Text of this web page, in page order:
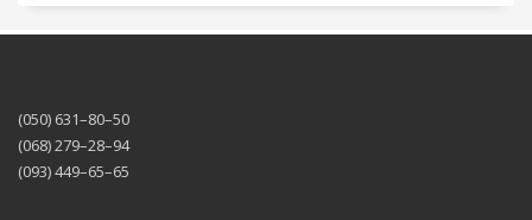
потерь при печати в
случае прерывания
прерывания
позволит
продолжить печати
(050) 631–80–50
(068) 279–28–94
(093) 449–65–65